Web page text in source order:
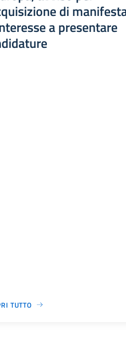
di
a presentare
TUTTO